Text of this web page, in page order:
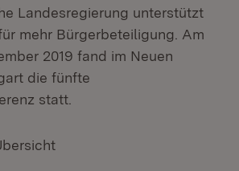
Landesregierung unterstützt
mehr Bürgerbeteiligung. Am
2019 fand im Neuen
die fünfte
statt.